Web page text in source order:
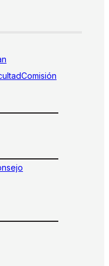
Comisión